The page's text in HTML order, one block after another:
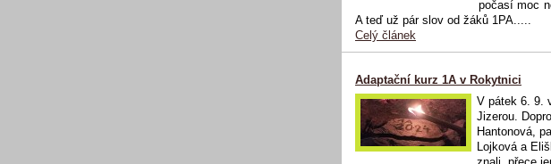
počasí moc
A teď už pár slov od žáků 1PA.....
Celý článek
Adaptační kurz 1A v Rokytnici
V pátek 6. 9.
Jizerou.
Hantonová,
Lojková a